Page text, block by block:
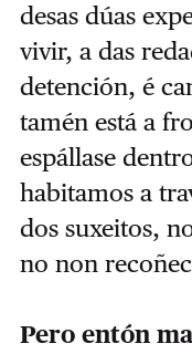
desas dúas
vivir, a das
detención, é
tamén está a
espállase
habitamos a
dos suxeitos,
no non
Pero entón